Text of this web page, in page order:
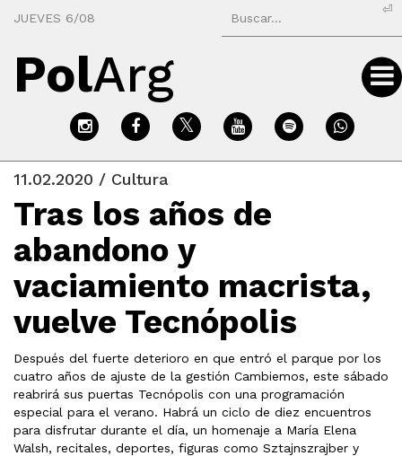
JUEVES 6/08
⏎
PolArg
11.02.2020 / Cultura
Tras los años de
abandono y
vaciamiento macrista,
vuelve Tecnópolis
Después del fuerte deterioro en que entró el parque por los
cuatro años de ajuste de la gestión Cambiemos, este sábado
reabrirá sus puertas Tecnópolis con una programación
especial para el verano. Habrá un ciclo de diez encuentros
para disfrutar durante el día, un homenaje a María Elena
Walsh, recitales, deportes, figuras como Sztajnszrajber y